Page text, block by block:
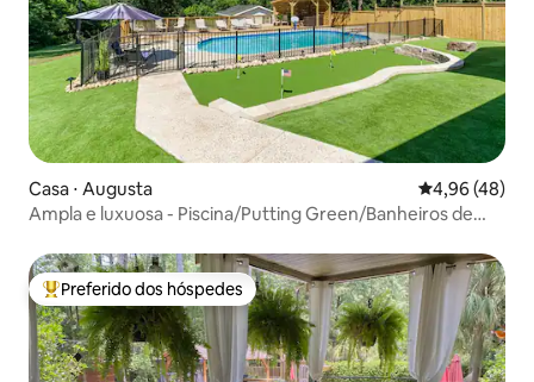
Casa ⋅ Augusta 4,96 de uma
4,96 (48)
Ampla e luxuosa - Piscina/Putting Green/Banheiros de
Entre os melhores preferidos dos hóspedes
Preferido dos hóspedes